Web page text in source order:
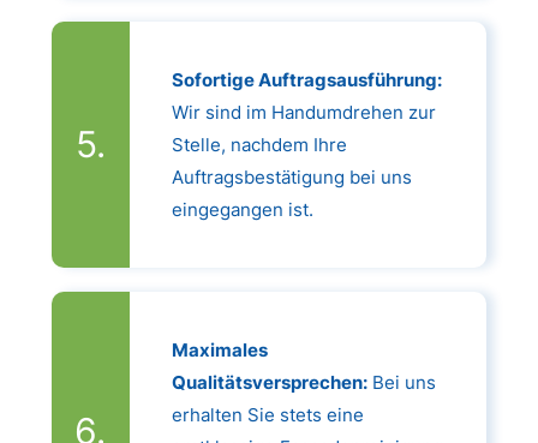
Sofortige Auftragsausführung:
Wir sind im Handumdrehen zur
Stelle, nachdem Ihre
Auftragsbestätigung bei uns
eingegangen ist.
Maximales
Qualitätsversprechen:Bei uns
erhalten Sie stets eine